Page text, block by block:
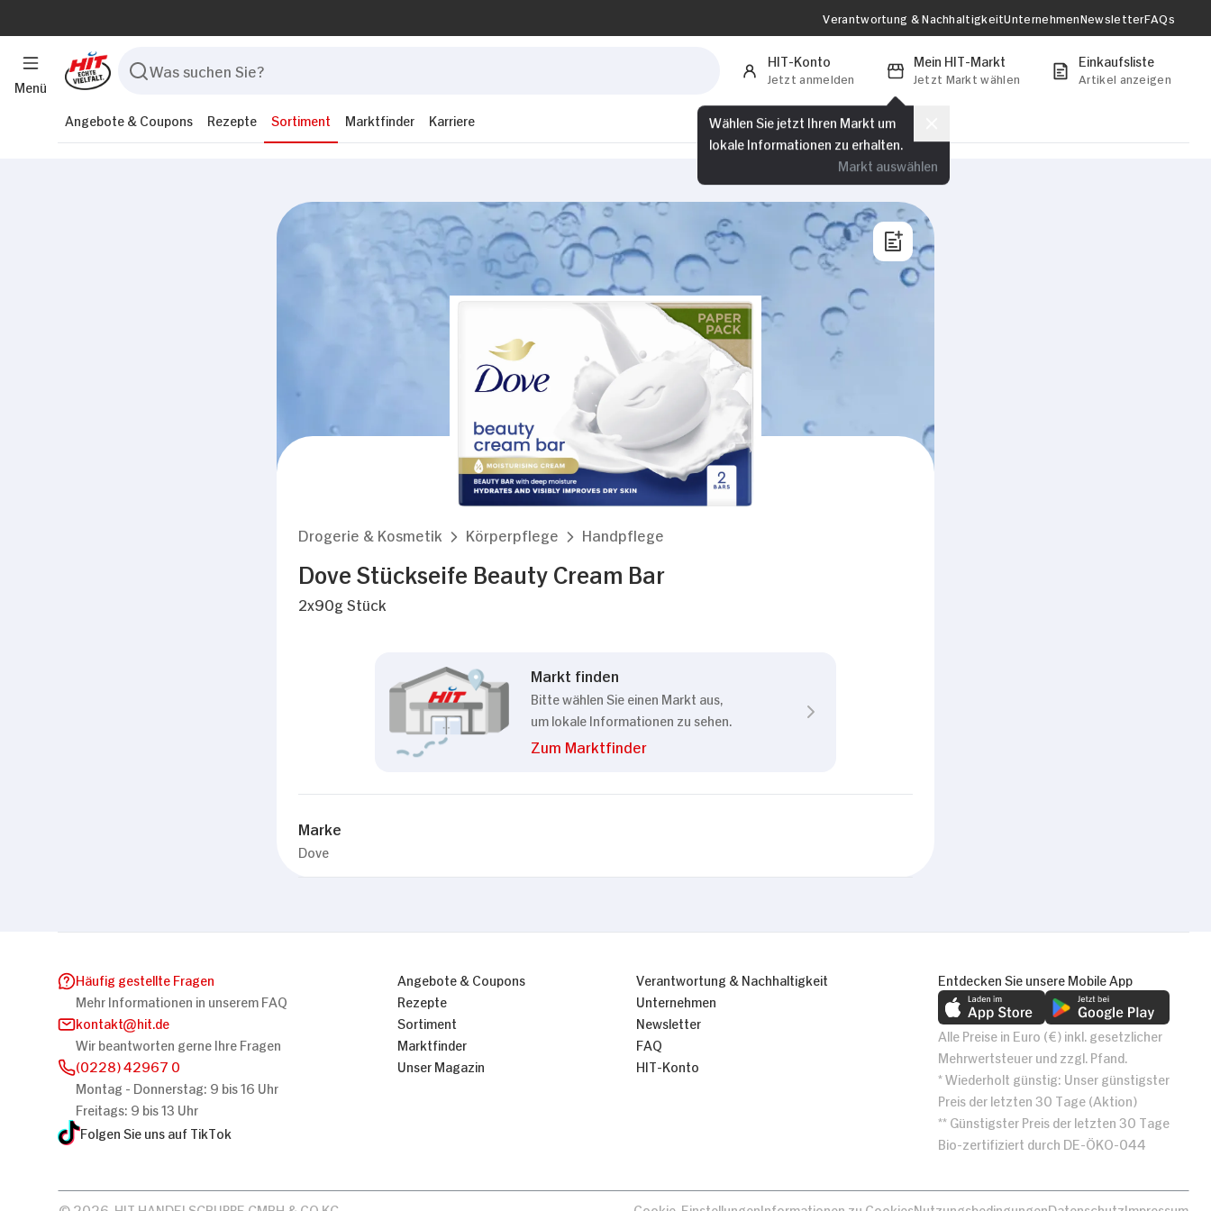
Menü
Verantwortung & NachhaltigkeitUnternehmenNewsletterFAQs
HIT-Konto
Jetzt anmelden
Mein HIT-Markt
Jetzt Markt wählen
Wählen Sie jetzt Ihren Markt um
lokale Informationen zu erhalten.
Markt auswählen
Einkaufsliste
Artikel anzeigen
Angebote & Coupons Rezepte Sortiment Marktfinder Karriere
Drogerie & Kosmetik Körperpflege Handpflege
Dove Stückseife Beauty Cream Bar
2x90g Stück
Markt finden
Bitte wählen Sie einen Markt aus,
um lokale Informationen zu sehen.
Zum Marktfinder
Marke
Dove
Häufig gestellte Fragen
Mehr Informationen in unserem FAQ
kontakt
hit.de
Wir beantworten gerne Ihre Fragen
(0228) 42967 0
Montag - Donnerstag: 9 bis 16 Uhr
Freitags: 9 bis 13 Uhr
Folgen Sie uns auf TikTok
Angebote & Coupons
Rezepte
Sortiment
Marktfinder
Unser Magazin
Verantwortung & Nachhaltigkeit
Unternehmen
Newsletter
FAQ
HIT-Konto
Entdecken Sie unsere Mobile App
Alle Preise in Euro (€) inkl. gesetzlicher
Mehrwertsteuer und zzgl. Pfand.
* Wiederholt günstig: Unser günstigster
Preis der letzten 30 Tage (Aktion)
** Günstigster Preis der letzten 30 Tage
Bio-zertifiziert durch DE-ÖKO-044